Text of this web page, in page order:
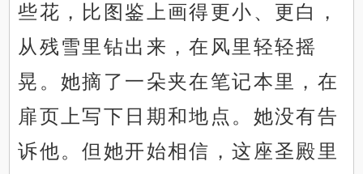
些花，比图鉴上画得更小、更白，
从残雪里钻出来，在风里轻轻摇
晃。她摘了一朵夹在笔记本里，在
扉页上写下日期和地点。她没有告
诉他。但她开始相信，这座圣殿里